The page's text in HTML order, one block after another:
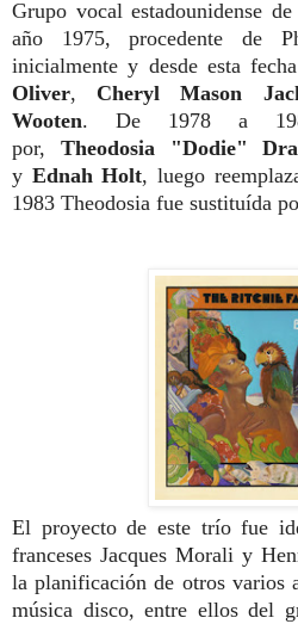
Grupo vocal estadounidense
año 1975, procedente de
inicialmente y desde esta
Oliver, Cheryl Mason
Wooten. De 1978 a
por, Theodosia "Dodie"
y Ednah Holt, luego
1983 Theodosia fue sustituída
El proyecto de este trío fue
franceses Jacques Morali y
la planificación de otros varios
música disco, entre ellos del